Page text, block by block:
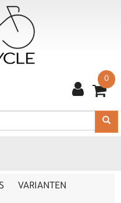
0
VARIANTEN